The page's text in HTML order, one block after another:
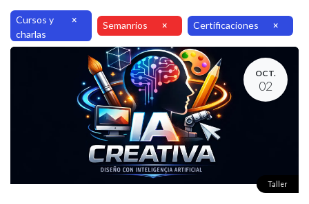
Cursos y
charlas
× Semanrios × Certificaciones ×
OCT.
02
Taller